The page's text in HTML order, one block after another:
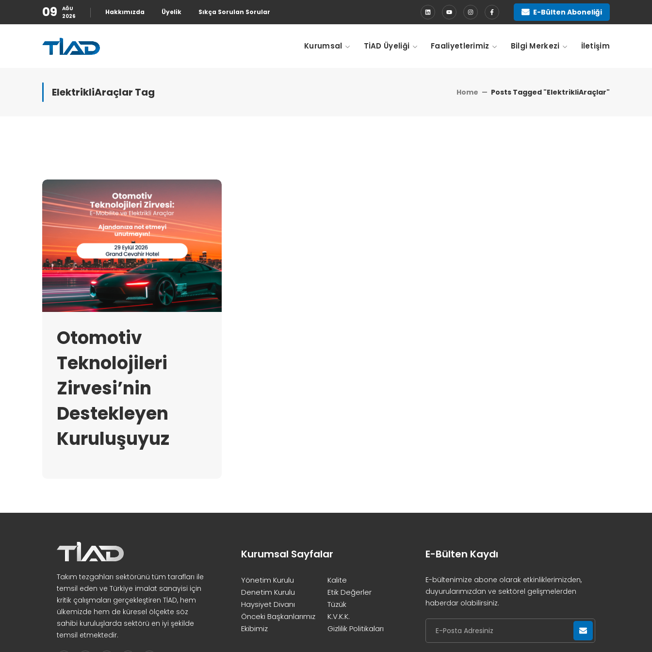
09
AĞU
2026
Hakkımızda Üyelik Sıkça Sorulan Sorular E-Bülten Aboneliği
Kurumsal TİAD Üyeliği Faaliyetlerimiz Bilgi Merkezi İletişim
ElektrikliAraçlar Tag Home Posts Tagged "ElektrikliAraçlar"
Otomotiv
Teknolojileri
Zirvesi’nin
Destekleyen
Kuruluşuyuz
Takım tezgahları sektörünü tüm tarafları ile
temsil eden ve Türkiye imalat sanayisi için
kritik çalışmaları gerçekleştiren TİAD, hem
ülkemizde hem de küresel ölçekte söz
sahibi kuruluşlarda sektörü en iyi şekilde
temsil etmektedir.
Kurumsal Sayfalar
Yönetim Kurulu
Denetim Kurulu
Haysiyet Divanı
Önceki Başkanlarımız
Ekibimiz
Kalite
Etik Değerler
Tüzük
K.V.K.K.
Gizlilik Politikaları
E-Bülten Kaydı
E-bültenimize abone olarak etkinliklerimizden,
duyurularımızdan ve sektörel gelişmelerden
haberdar olabilirsiniz.